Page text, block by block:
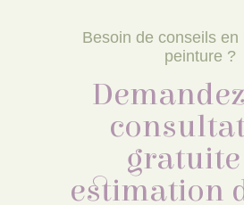
Besoin de conseils en
peinture ?
estimation